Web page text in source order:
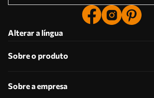
Alterar a língua
Sobre o produto
Sobre a empresa